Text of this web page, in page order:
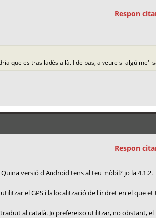
Respon
que es traslladés allà. I de pas, a veure si algú me'l
Respon
versió d'Android tens al teu mòbil? jo la 4.1.2.
el GPS i la localització de l'indret en el que et
al català. Jo prefereixo utilitzar, no obstant, el